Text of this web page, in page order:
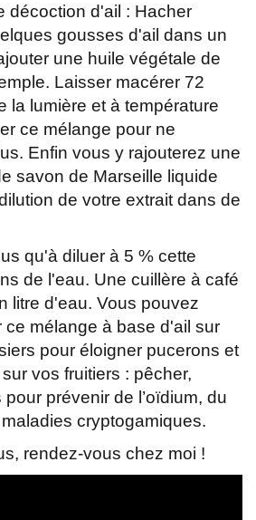
décoction d'ail : Hacher
gousses d'ail dans un
une huile végétale de
Laisser macérer 72
la lumière et à température
ce mélange pour ne
Enfin vous y rajouterez une
savon de Marseille liquide
de votre extrait dans de
qu'à diluer à 5 % cette
de l'eau. Une cuillère à café
litre d'eau. Vous pouvez
ce mélange à base d'ail sur
pour éloigner pucerons et
vos fruitiers : pêcher,
prévenir de l’oïdium, du
cryptogamiques.
rendez-vous chez moi !